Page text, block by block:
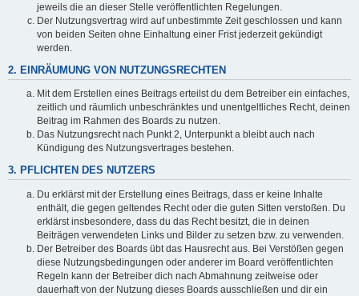
jeweils die an dieser Stelle veröffentlichten Regelungen.
Der Nutzungsvertrag wird auf unbestimmte Zeit geschlossen und kann
von beiden Seiten ohne Einhaltung einer Frist jederzeit gekündigt
werden.
2. EINRÄUMUNG VON NUTZUNGSRECHTEN
Mit dem Erstellen eines Beitrags erteilst du dem Betreiber ein einfaches,
zeitlich und räumlich unbeschränktes und unentgeltliches Recht, deinen
Beitrag im Rahmen des Boards zu nutzen.
Das Nutzungsrecht nach Punkt 2, Unterpunkt a bleibt auch nach
Kündigung des Nutzungsvertrages bestehen.
3. PFLICHTEN DES NUTZERS
Du erklärst mit der Erstellung eines Beitrags, dass er keine Inhalte
enthält, die gegen geltendes Recht oder die guten Sitten verstoßen. Du
erklärst insbesondere, dass du das Recht besitzt, die in deinen
Beiträgen verwendeten Links und Bilder zu setzen bzw. zu verwenden.
Der Betreiber des Boards übt das Hausrecht aus. Bei Verstößen gegen
diese Nutzungsbedingungen oder anderer im Board veröffentlichten
Regeln kann der Betreiber dich nach Abmahnung zeitweise oder
dauerhaft von der Nutzung dieses Boards ausschließen und dir ein